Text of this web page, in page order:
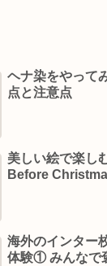
ヘナ染をやって
点と注意点
美しい絵で楽し
Before
海外のインター
体験① みんなで